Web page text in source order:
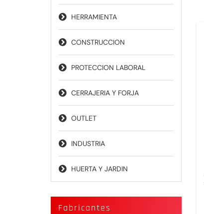
HERRAMIENTA
CONSTRUCCION
PROTECCION LABORAL
CERRAJERIA Y FORJA
OUTLET
INDUSTRIA
HUERTA Y JARDIN
Fabricantes